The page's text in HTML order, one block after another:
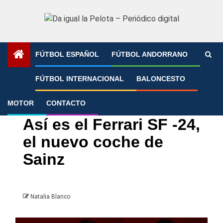
FÚTBOL ESPAÑOL FÚTBOL ANDORRANO
FÚTBOL INTERNACIONAL BALONCESTO
MOTOR CONTACTO
»
Fórmula 1 Motor
Así es el Ferrari SF -24,
el nuevo coche de
Sainz
Natalia Blanco